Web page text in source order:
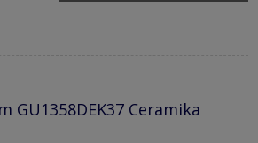
GU1358DEK37 Ceramika